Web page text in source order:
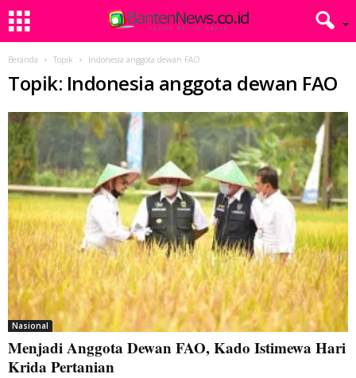
Beranda Topik Indonesia anggota dewan FAO
Topik: Indonesia anggota dewan FAO
Nasional
Menjadi Anggota Dewan FAO, Kado Istimewa Hari
Krida Pertanian